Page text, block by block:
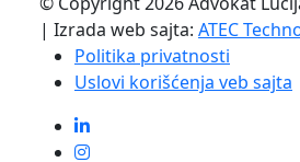
| Izrada web sajta: ATEC
Politika privatnosti
Uslovi korišćenja veb sajta